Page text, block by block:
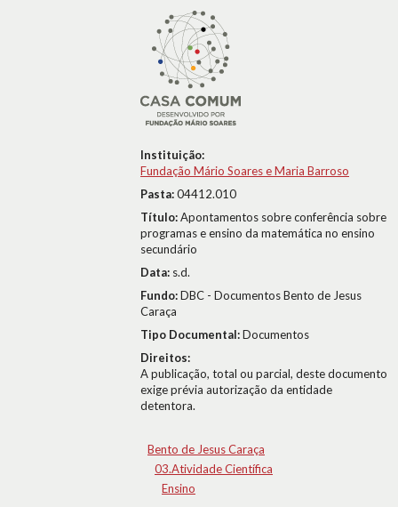
Instituição:
Fundação Mário Soares e Maria Barroso
Pasta:04412.010
Título:Apontamentos sobre conferência sobre
programas e ensino da matemática no ensino
secundário
Data: s.d.
Fundo:DBC - Documentos Bento de Jesus
Caraça
Tipo Documental:Documentos
Direitos:
A publicação, total ou parcial, deste documento
exige prévia autorização da entidade
detentora.
Bento de Jesus Caraça
03.Atividade Científica
Ensino